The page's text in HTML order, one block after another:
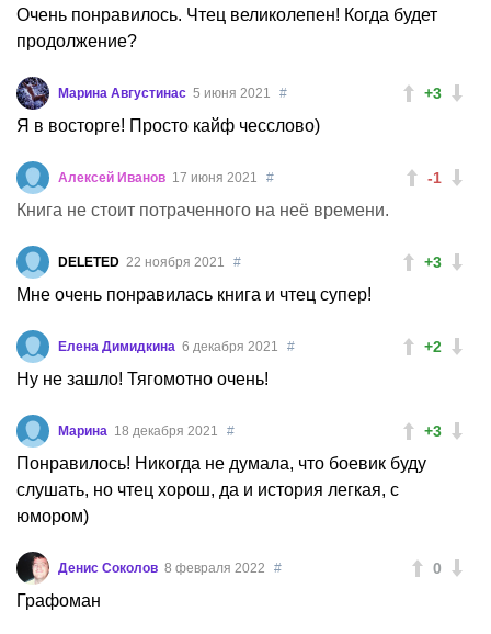
Очень понравилось. Чтец великолепен! Когда будет
продолжение?
+3
Марина Августинас 5 июня 2021 #
Я в восторге! Просто кайф чесслово)
-1
Алексей Иванов 17 июня 2021 #
Книга не стоит потраченного на неё времени.
+3
DELETED 22 ноября 2021 #
Мне очень понравилась книга и чтец супер!
+2
Елена Димидкина 6 декабря 2021 #
Ну не зашло! Тягомотно очень!
+3
Марина 18 декабря 2021 #
Понравилось! Никогда не думала, что боевик буду
слушать, но чтец хорош, да и история легкая, с
юмором)
0
Денис Соколов 8 февраля 2022 #
Графоман